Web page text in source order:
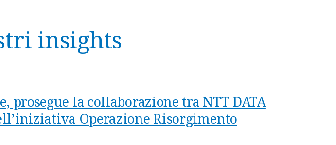
insights
prosegue la collaborazione tra NTT DATA
Operazione Risorgimento